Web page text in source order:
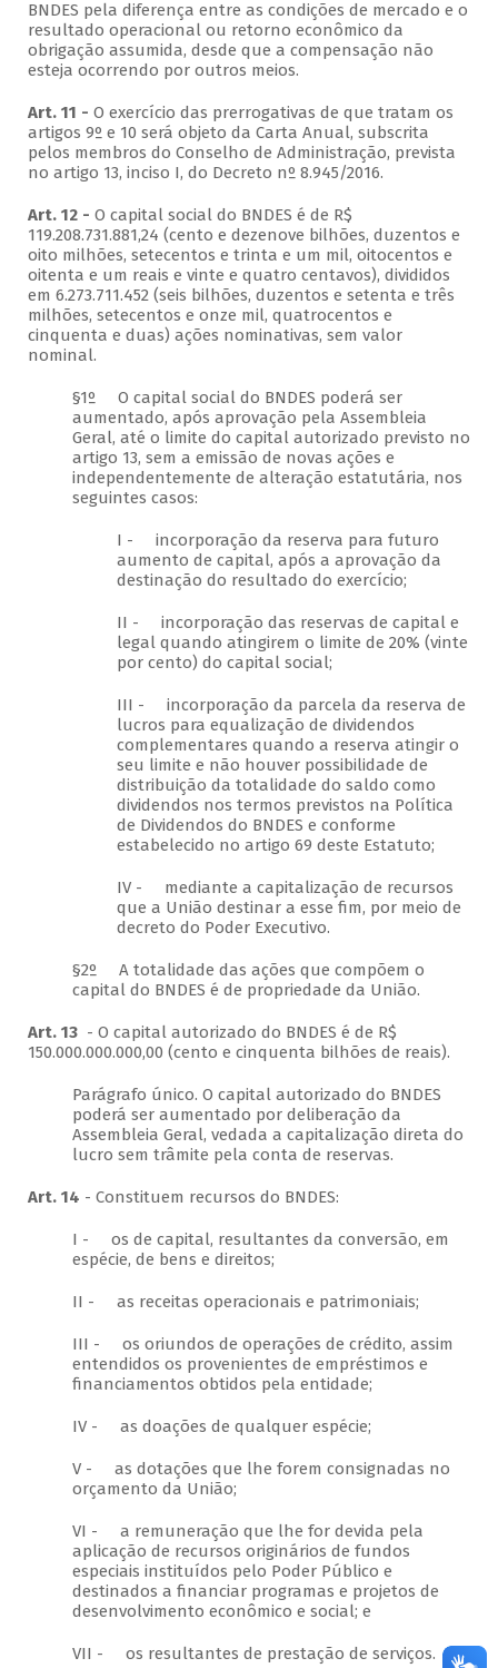
BNDES pela diferença entre as condições de mercado e o
resultado operacional ou retorno econômico da
obrigação assumida, desde que a compensação não
esteja ocorrendo por outros meios.
Art. 11 - O exercício das prerrogativas de que tratam os
artigos 9º e 10 será objeto da Carta Anual, subscrita
pelos membros do Conselho de Administração, prevista
no artigo 13, inciso I, do Decreto nº 8.945/2016.
Art. 12 - O capital social do BNDES é de R$
119.208.731.881,24 (cento e dezenove bilhões, duzentos e
oito milhões, setecentos e trinta e um mil, oitocentos e
oitenta e um reais e vinte e quatro centavos), divididos
em 6.273.711.452 (seis bilhões, duzentos e setenta e três
milhões, setecentos e onze mil, quatrocentos e
cinquenta e duas) ações nominativas, sem valor
nominal.
§1º O capital social do BNDES poderá ser
aumentado, após aprovação pela Assembleia
Geral, até o limite do capital autorizado previsto no
artigo 13, sem a emissão de novas ações e
independentemente de alteração estatutária, nos
seguintes casos:
I - incorporação da reserva para futuro
aumento de capital, após a aprovação da
destinação do resultado do exercício;
II - incorporação das reservas de capital e
legal quando atingirem o limite de 20% (vinte
por cento) do capital social;
III - incorporação da parcela da reserva de
lucros para equalização de dividendos
complementares quando a reserva atingir o
seu limite e não houver possibilidade de
distribuição da totalidade do saldo como
dividendos nos termos previstos na Política
de Dividendos do BNDES e conforme
estabelecido no artigo 69 deste Estatuto;
IV - mediante a capitalização de recursos
que a União destinar a esse fim, por meio de
decreto do Poder Executivo.
§2º A totalidade das ações que compõem o
capital do BNDES é de propriedade da União.
Art. 13- O capital autorizado do BNDES é de R$
150.000.000.000,00 (cento e cinquenta bilhões de reais).
Parágrafo único. O capital autorizado do BNDES
poderá ser aumentado por deliberação da
Assembleia Geral, vedada a capitalização direta do
lucro sem trâmite pela conta de reservas.
Art. 14 - Constituem recursos do BNDES:
I - os de capital, resultantes da conversão, em
espécie, de bens e direitos;
II - as receitas operacionais e patrimoniais;
III - os oriundos de operações de crédito, assim
entendidos os provenientes de empréstimos e
financiamentos obtidos pela entidade;
IV - as doações de qualquer espécie;
V - as dotações que lhe forem consignadas no
orçamento da União;
VI - a remuneração que lhe for devida pela
aplicação de recursos originários de fundos
especiais instituídos pelo Poder Público e
destinados a financiar programas e projetos de
desenvolvimento econômico e social; e
VII - os resultantes de prestação de serviços.